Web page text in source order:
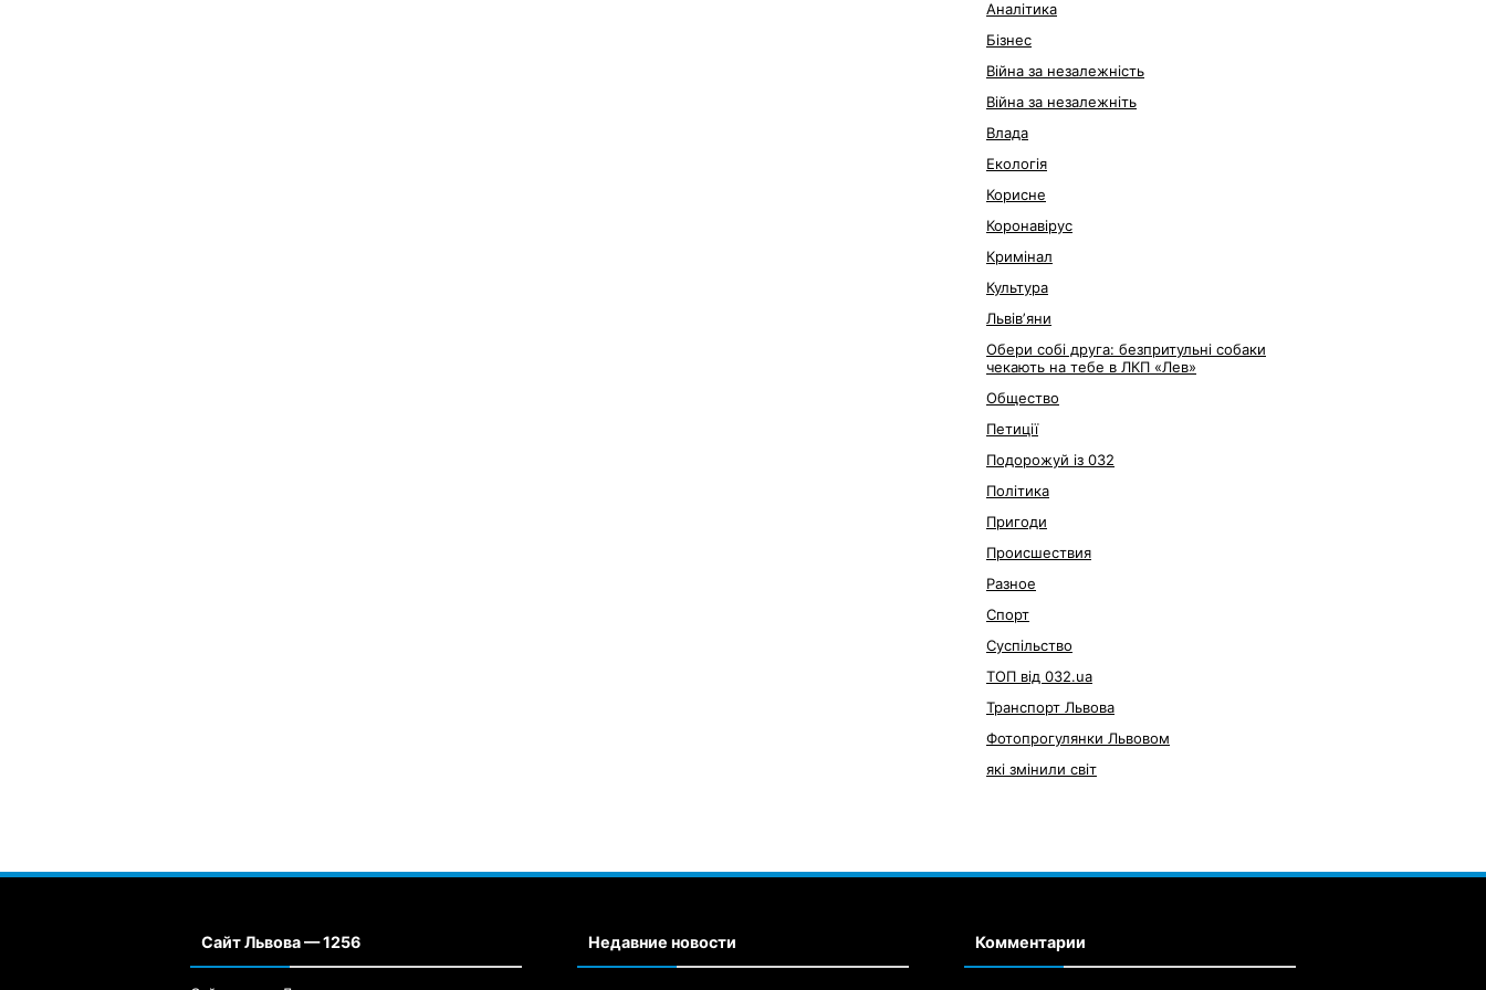
Аналітика
Бізнес
Війна за незалежність
Війна за незалежніть
Влада
Екологія
Корисне
Коронавірус
Кримінал
Культура
Львівʼяни
Обери собі друга: безпритульні собаки
чекають на тебе в ЛКП «Лев»
Общество
Петиції
Подорожуй із 032
Політика
Пригоди
Происшествия
Разное
Спорт
Суспільство
ТОП від 032.ua
Транспорт Львова
Фотопрогулянки Львовом
які змінили світ
Сайт Львова — 1256 Недавние новости Комментарии